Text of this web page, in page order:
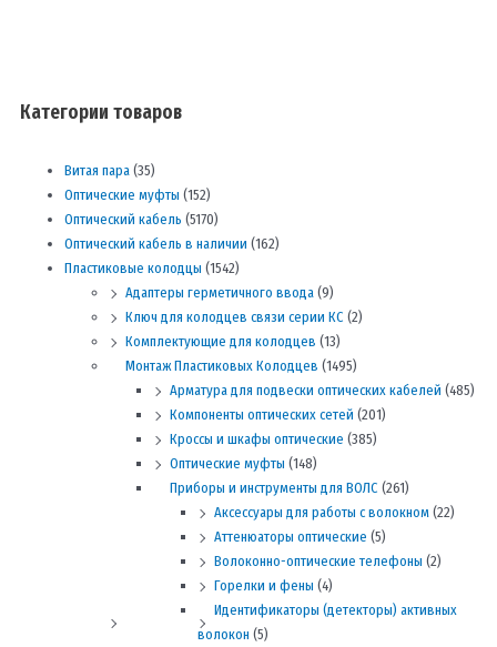
Категории товаров
Витая пара(35)
Оптические муфты (152)
Оптический кабель (5170)
Оптический кабель в наличии (162)
Пластиковые колодцы (1542)
Адаптеры герметичного ввода(9)
Ключ для колодцев связи серии КС (2)
Комплектующие для колодцев (13)
Монтаж Пластиковых Колодцев (1495)
Арматура для подвески оптических кабелей (485)
Компоненты оптических сетей (201)
Кроссы и шкафы оптические (385)
Оптические муфты (148)
Приборы и инструменты для ВОЛС (261)
Аксессуары для работы с волокном(22)
Аттенюаторы оптические (5)
Волоконно-оптические телефоны (2)
Горелки и фены (4)
Идентификаторы (детекторы) активных
волокон (5)